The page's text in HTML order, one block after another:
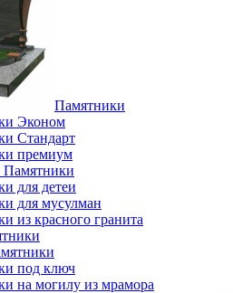
Памятники
Эконом
Стандарт
премиум
для детеи
для мусулман
из красного гранита
под ключ
на могилу из мрамора